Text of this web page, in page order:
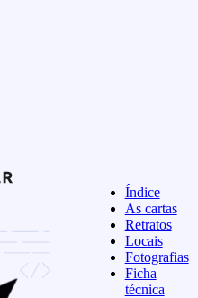
Índice
As cartas
Retratos
Locais
Fotografias
Ficha
técnica